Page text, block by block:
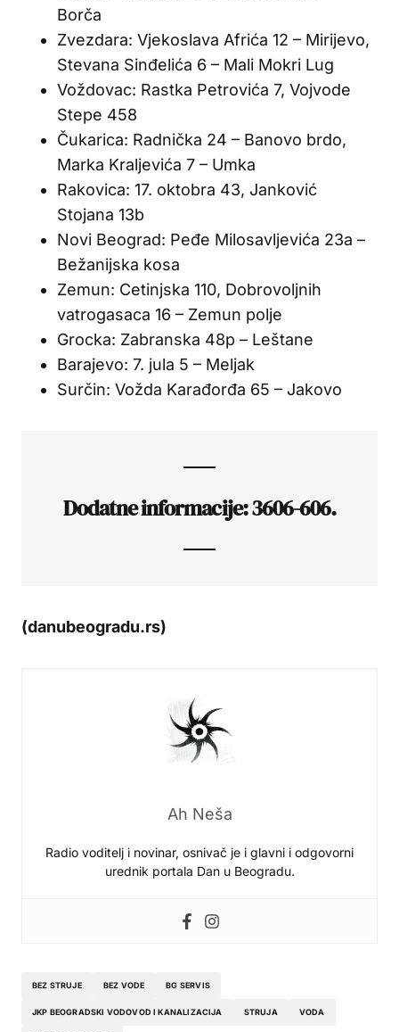
Borča
Zvezdara: Vjekoslava Afrića 12 – Mirijevo,
Stevana Sinđelića 6 – Mali Mokri Lug
Voždovac: Rastka Petrovića 7, Vojvode
Stepe 458
Čukarica: Radnička 24 – Banovo brdo,
Marka Kraljevića 7 – Umka
Rakovica: 17. oktobra 43, Janković
Stojana 13b
Novi Beograd: Peđe Milosavljevića 23a –
Bežanijska kosa
Zemun: Cetinjska 110, Dobrovoljnih
vatrogasaca 16 – Zemun polje
Grocka: Zabranska 48p – Leštane
Barajevo: 7. jula 5 – Meljak
Surčin: Vožda Karađorđa 65 – Jakovo
Dodatne informacije: 3606-606.
(danubeogradu.rs)
Ah Neša
Radio voditelj i novinar, osnivač je i glavni i odgovorni
urednik portala Dan u Beogradu.
BEZ STRUJE BEZ VODE BG SERVIS
JKP BEOGRADSKI VODOVOD I KANALIZACIJA STRUJA VODA